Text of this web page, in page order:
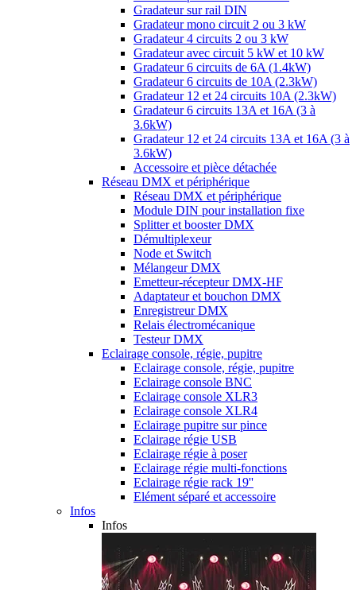
Gradateur sur rail DIN
Gradateur mono circuit 2 ou 3 kW
Gradateur 4 circuits 2 ou 3 kW
Gradateur avec circuit 5 kW et 10 kW
Gradateur 6 circuits de 6A (1.4kW)
Gradateur 6 circuits de 10A (2.3kW)
Gradateur 12 et 24 circuits 10A (2.3kW)
Gradateur 6 circuits 13A et 16A (3 à
3.6kW)
Gradateur 12 et 24 circuits 13A et 16A (3 à
3.6kW)
Accessoire et pièce détachée
Réseau DMX et périphérique
Réseau DMX et périphérique
Module DIN pour installation fixe
Splitter et booster DMX
Démultiplexeur
Node et Switch
Mélangeur DMX
Emetteur-récepteur DMX-HF
Adaptateur et bouchon DMX
Enregistreur DMX
Relais électromécanique
Testeur DMX
Eclairage console, régie, pupitre
Eclairage console, régie, pupitre
Eclairage console BNC
Eclairage console XLR3
Eclairage console XLR4
Eclairage pupitre sur pince
Eclairage régie USB
Eclairage régie à poser
Eclairage régie multi-fonctions
Eclairage régie rack 19''
Elément séparé et accessoire
Infos
Infos